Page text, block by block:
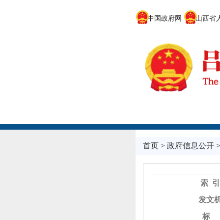
中国政府网 山西省人
首页> 政府信息公开
索
发文
标